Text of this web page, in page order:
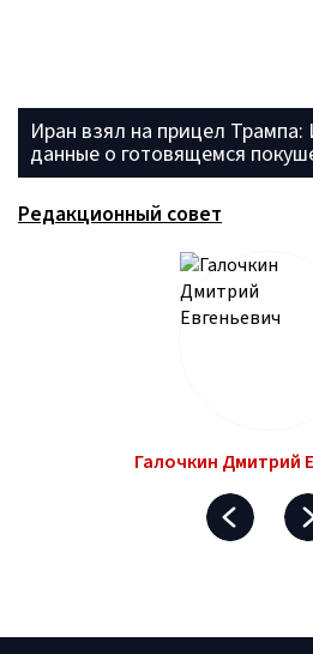
Иран взял на прицел Трампа:
данные о готовящемся
Редакционный совет
Галочкин Дмитрий